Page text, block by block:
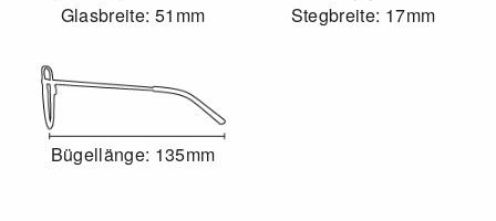
Glasbreite: 51mm Stegbreite: 17mm
Bügellänge: 135mm